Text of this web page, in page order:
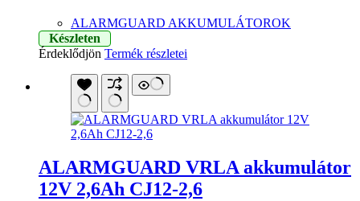
ALARMGUARD AKKUMULÁTOROK
Készleten
Érdeklődjön Termék részletei
ALARMGUARD VRLA akkumulátor
12V 2,6Ah CJ12-2,6